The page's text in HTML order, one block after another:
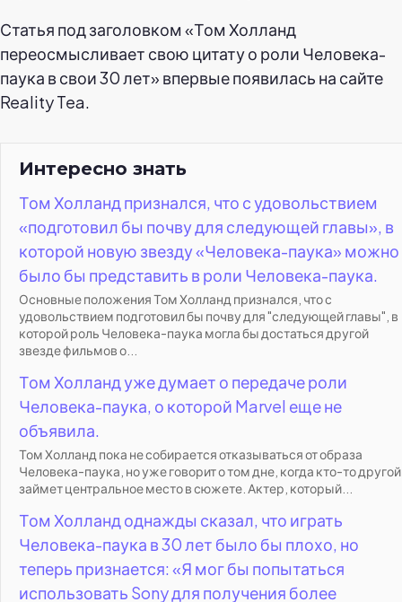
Статья под заголовком «Том Холланд
переосмысливает свою цитату о роли Человека-
паука в свои 30 лет» впервые появилась на сайте
Reality Tea.
Интересно знать
Том Холланд признался, что с удовольствием
«подготовил бы почву для следующей главы», в
которой новую звезду «Человека-паука» можно
было бы представить в роли Человека-паука.
Основные положения Том Холланд признался, что с
удовольствием подготовил бы почву для "следующей главы", в
которой роль Человека-паука могла бы достаться другой
звезде фильмов о...
Том Холланд уже думает о передаче роли
Человека-паука, о которой Marvel еще не
объявила.
Том Холланд пока не собирается отказываться от образа
Человека-паука, но уже говорит о том дне, когда кто-то другой
займет центральное место в сюжете. Актер, который...
Том Холланд однажды сказал, что играть
Человека-паука в 30 лет было бы плохо, но
теперь признается: «Я мог бы попытаться
использовать Sony для получения более